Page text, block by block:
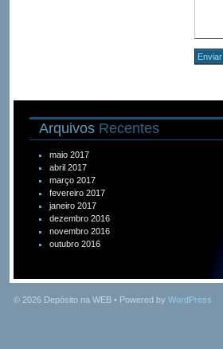
Arquivos Recentes
maio 2017
abril 2017
março 2017
fevereiro 2017
janeiro 2017
dezembro 2016
novembro 2016
outubro 2016
© 2026 Depósito na WEB • Powered by WordPress